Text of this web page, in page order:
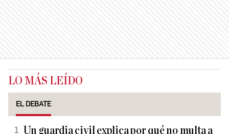
LO MÁS LEÍDO
EL DEBATE
Un guardia civil explica por qué no multa a